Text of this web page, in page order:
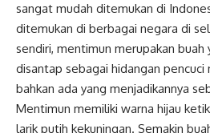
sangat mudah ditemukan di
ditemukan di berbagai negara di
sendiri, mentimun merupakan buah
disantap sebagai hidangan pencuci
bahkan ada yang menjadikannya
Mentimun memiliki warna hijau
larik putih kekuningan. Semakin